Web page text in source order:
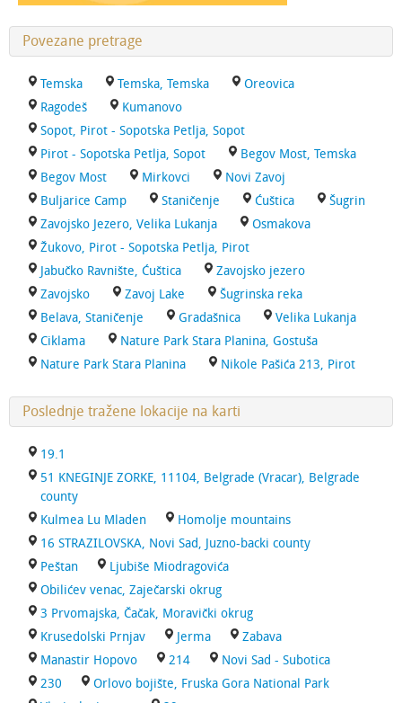
Povezane pretrage
Temska Temska, Temska
Oreovica
Ragodeš
Kumanovo
Sopot, Pirot - Sopotska Petlja, Sopot
Pirot - Sopotska Petlja, Sopot
Begov Most, Temska
Begov Most
Mirkovci
Novi Zavoj
Buljarice Camp
Staničenje Ćuštica
Šugrin
Zavojsko Jezero, Velika Lukanja
Osmakova
Žukovo, Pirot - Sopotska Petlja, Pirot
Jabučko Ravnište, Ćuštica
Zavojsko jezero
Zavojsko
Zavoj Lake
Šugrinska reka
Belava, Staničenje
Gradašnica
Velika Lukanja
Ciklama
Nature Park Stara Planina, Gostuša
Nature Park Stara Planina
Nikole Pašića 213, Pirot
Poslednje tražene lokacije na karti
19.1
51 KNEGINJE ZORKE, 11104, Belgrade (Vracar), Belgrade
county
Kulmea Lu Mladen
Homolje mountains
16 STRAZILOVSKA, Novi Sad, Juzno-backi county
Peštan
Ljubiše Miodragovića
Obilićev venac, Zaječarski okrug
3 Prvomajska, Čačak, Moravički okrug
Krusedolski Prnjav
Jerma
Zabava
Manastir Hopovo
214
Novi Sad - Subotica
230
Orlovo bojište, Fruska Gora National Park